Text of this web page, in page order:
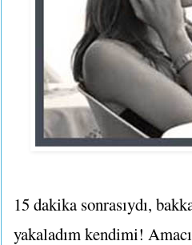
15 dakika sonrasıydı,
yakaladım kendimi!